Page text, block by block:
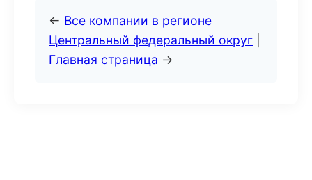
← Все компании в регионе
Центральный федеральный округ
Главная страница →